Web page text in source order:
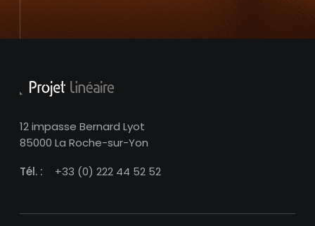
12 impasse Bernard Lyot
85000 La Roche-sur-Yon
Tél. :
+33 (0) 222 44 52 52